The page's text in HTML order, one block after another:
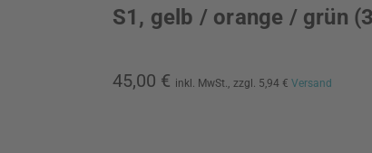
S1, gelb / orange / grün
45,00 € inkl. MwSt., zzgl. 5,94 € Versand